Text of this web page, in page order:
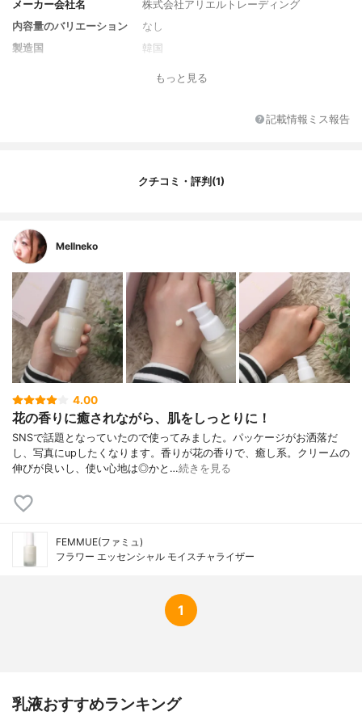
メーカー会社名
株式会社アリエルトレーディング
内容量のバリエーション
なし
製造国
韓国
ローズとジャスミンの香り
水、トリ（カプリル酸／カプリン酸）グリ
ソルビタン、オリーブ油脂肪酸セテアリ
ル、ホスファチジルコリン、マカデミアナ
ッツ脂肪酸フィトステリル、マンゴー種子
脂、オリーブ油脂肪酸ソルビタン、マンニ
トール、キサンタンガム、ヒアルロン酸Ｎ
ａ、パンテノール、ツバキ花エキス、スク
ワラン、ツバキ種子エキス、オリーブ果実
油、アデノシン、ツバキ種子油、トコフェ
油、ローズ油、マツリカ花エキス
もっと見る
記載情報ミス報告
クチコミ・評判(1)
Mellneko
4.00
花の香りに癒されながら、肌をしっとりに！
SNSで話題となっていたので使ってみました。パッケージがお洒落だ
し、写真にupしたくなります。香りが花の香りで、癒し系。クリームの
伸びが良いし、使い心地は◎かと…続きを見る
FEMMUE(ファミュ)
フラワー エッセンシャル モイスチャライザー
1
乳液おすすめランキング